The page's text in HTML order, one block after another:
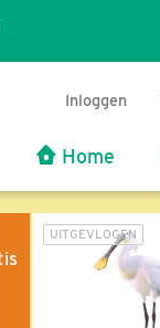
Inloggen
Home
UITGEVLOGEN